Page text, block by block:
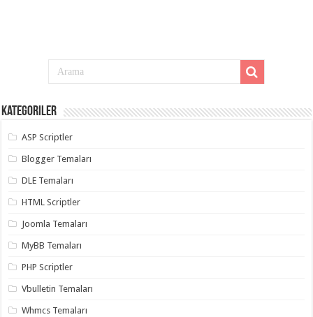
Kategoriler
ASP Scriptler
Blogger Temaları
DLE Temaları
HTML Scriptler
Joomla Temaları
MyBB Temaları
PHP Scriptler
Vbulletin Temaları
Whmcs Temaları